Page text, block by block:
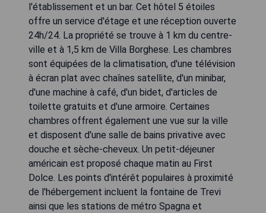
l'établissement et un bar. Cet hôtel 5 étoiles
offre un service d'étage et une réception ouverte
24h/24. La propriété se trouve à 1 km du centre-
ville et à 1,5 km de Villa Borghese. Les chambres
sont équipées de la climatisation, d'une télévision
à écran plat avec chaînes satellite, d'un minibar,
d'une machine à café, d'un bidet, d'articles de
toilette gratuits et d'une armoire. Certaines
chambres offrent également une vue sur la ville
et disposent d'une salle de bains privative avec
douche et sèche-cheveux. Un petit-déjeuner
américain est proposé chaque matin au First
Dolce. Les points d'intérêt populaires à proximité
de l'hébergement incluent la fontaine de Trevi
ainsi que les stations de métro Spagna et